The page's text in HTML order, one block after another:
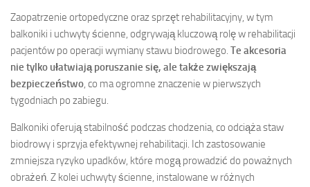
Zaopatrzenie ortopedyczne oraz sprzęt rehabilitacyjny, w tym
balkoniki i uchwyty ścienne, odgrywają kluczową rolę w rehabilitacji
pacjentów po operacji wymiany stawu biodrowego. Te akcesoria
nie tylko ułatwiają poruszanie się, ale także zwiększają
bezpieczeństwo, co ma ogromne znaczenie w pierwszych
tygodniach po zabiegu.
Balkoniki oferują stabilność podczas chodzenia, co odciąża staw
biodrowy i sprzyja efektywnej rehabilitacji. Ich zastosowanie
zmniejsza ryzyko upadków, które mogą prowadzić do poważnych
obrażeń. Z kolei uchwyty ścienne, instalowane w różnych